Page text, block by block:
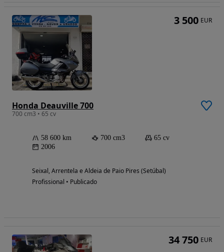
Honda Deauville 700
700 cm3 • 65 cv
58 600 km 700 cm3
65 cv
2006
Seixal, Arrentela e Aldeia de Paio Pires (Setúbal)
Profissional • Publicado
3 500 EUR
34 750 EUR